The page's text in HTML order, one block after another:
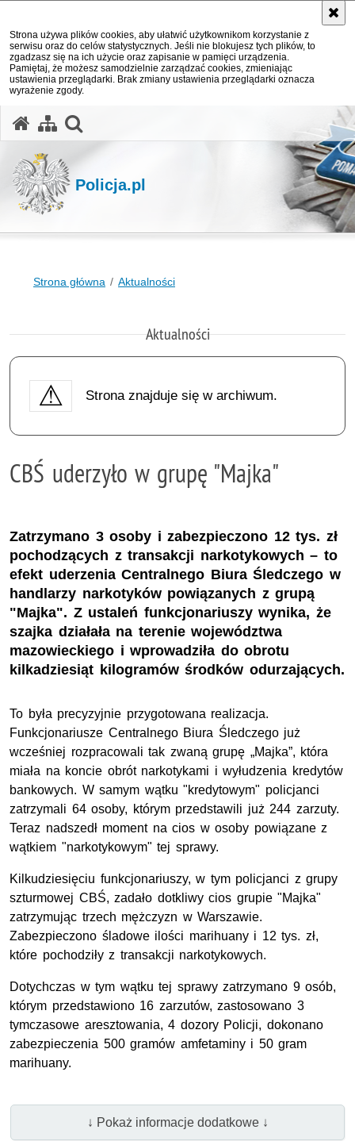
Strona używa plików cookies, aby ułatwić użytkownikom korzystanie z
serwisu oraz do celów statystycznych. Jeśli nie blokujesz tych plików, to
zgadzasz się na ich użycie oraz zapisanie w pamięci urządzenia.
Pamiętaj, że możesz samodzielnie zarządzać cookies, zmieniając
ustawienia przeglądarki. Brak zmiany ustawienia przeglądarki oznacza
wyrażenie zgody.
Policja.pl
Strona główna Aktualności
Aktualności
Strona znajduje się w archiwum.
CBŚ uderzyło w grupę "Majka"
Zatrzymano 3 osoby i zabezpieczono 12 tys. zł
pochodzących z transakcji narkotykowych – to
efekt uderzenia Centralnego Biura Śledczego w
handlarzy narkotyków powiązanych z grupą
"Majka". Z ustaleń funkcjonariuszy wynika, że
szajka działała na terenie województwa
mazowieckiego i wprowadziła do obrotu
kilkadziesiąt kilogramów środków odurzających.
To była precyzyjnie przygotowana realizacja.
Funkcjonariusze Centralnego Biura Śledczego już
wcześniej rozpracowali tak zwaną grupę „Majka”, która
miała na koncie obrót narkotykami i wyłudzenia kredytów
bankowych. W samym wątku "kredytowym" policjanci
zatrzymali 64 osoby, którym przedstawili już 244 zarzuty.
Teraz nadszedł moment na cios w osoby powiązane z
wątkiem "narkotykowym" tej sprawy.
Kilkudziesięciu funkcjonariuszy, w tym policjanci z grupy
szturmowej CBŚ, zadało dotkliwy cios grupie "Majka"
zatrzymując trzech mężczyzn w Warszawie.
Zabezpieczono śladowe ilości marihuany i 12 tys. zł,
które pochodziły z transakcji narkotykowych.
Dotychczas w tym wątku tej sprawy zatrzymano 9 osób,
którym przedstawiono 16 zarzutów, zastosowano 3
tymczasowe aresztowania, 4 dozory Policji, dokonano
zabezpieczenia 500 gramów amfetaminy i 50 gram
marihuany.
↓ Pokaż informacje dodatkowe ↓